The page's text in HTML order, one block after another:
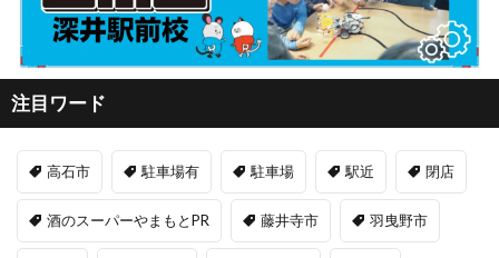
注目ワード
高石市 駐車場有 駐車場 駅近 閉店
酒のスーパーやまもとPR 藤井寺市 羽曳野市